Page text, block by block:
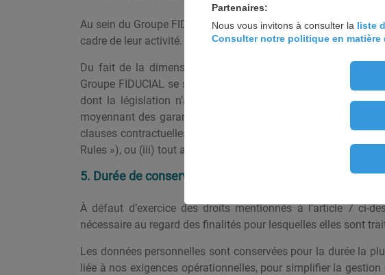
Au sein du Groupe FIDUCIAL, vos données personnelles sont
cadre de leur activité.
Du fait de la dimension internationale de notre Groupe, vos
Groupe FIDUCIAL se situant en dehors de l’Union
dont la législation n’a pas fait l’objet d’une décision
moyennant des garanties appropriées, notamment, par la
clauses contractuelles types adoptées par la Commission
Rules »), ou (iii) tout autre dispositif de protection conforme à
5. Durée de conservation des données recueillies
À défaut d’exercice des droits mentionnés à l’article 7 ci-
nécessaire au regard des finalités pour lesquelles elles sont
Les données personnelles sont conservées pour la durée la
liée à nos exigences opérationnelles, pour simplifier la
Partenaires:
Nous vous invitons à consulter la liste
Consulter notre politique en matière